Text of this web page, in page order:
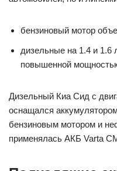
бензиновый мотор
дизельные на 1.4 и 1.6
повышенной
Дизельный Киа Сид с
оснащался
бензиновым мотором и
применялась АКБ Varta